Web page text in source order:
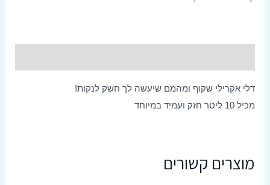
אפס
כל
האפשרויות
cached
דלי אקרילי שקוף ומהמם שיעשה לך חשק לנקות!
מכיל10 ליטר חזק ועמיד במיוחד
מוצרים קשורים